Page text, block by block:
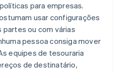
para empresas.
usar configurações
ou com várias
pessoa consiga mover
equipes de tesouraria
de destinatário,